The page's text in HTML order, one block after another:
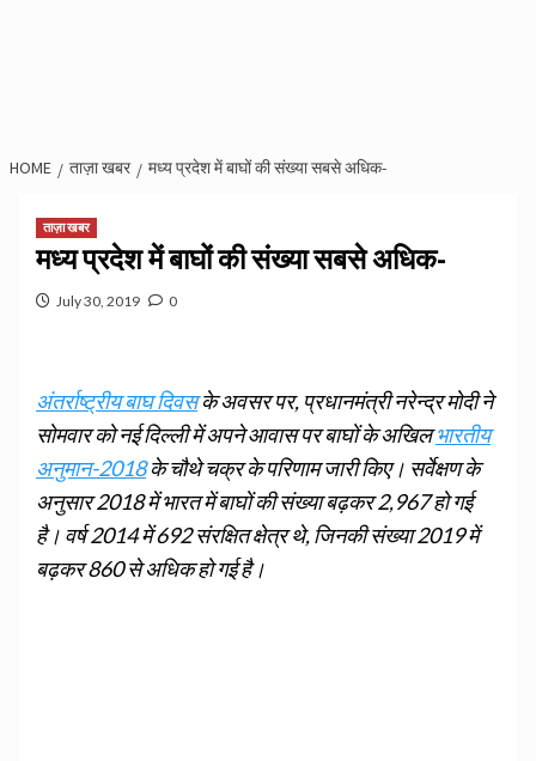
HOME ताज़ा खबर मध्‍य प्रदेश में बाघों की संख्‍या सबसे अधिक-
ताज़ा खबर
मध्‍य प्रदेश में बाघों की संख्‍या सबसे अधिक-
July 30, 2019 0
अंतर्राष्‍ट्रीय बाघ दिवसके अवसर पर, प्रधानमंत्री नरेन्‍द्र मोदी ने
सोमवार को नई दिल्‍ली में अपने आवास पर बाघों के अखिलभारतीय
अनुमान-2018के चौथे चक्र के परिणाम जारी किए। सर्वेक्षण के
अनुसार 2018 में भारत में बाघों की संख्‍या बढ़कर 2,967 हो गई
है। वर्ष 2014 में 692 संरक्षित क्षेत्र थे, जिनकी संख्‍या 2019 में
बढ़कर 860 से अधिक हो गई है।